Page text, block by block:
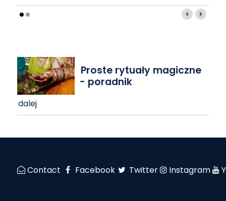
Proste rytuały magiczne
- poradnik
dalej
Contact Facebook Twitter Instagram